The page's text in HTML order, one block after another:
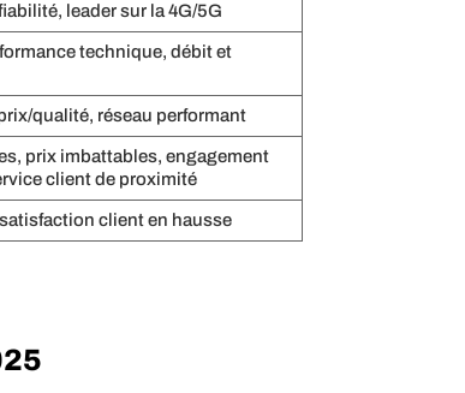
leader sur la 4G/5G
technique, débit et
qualité, réseau performant
prix imbattables, engagement
client de proximité
client en hausse